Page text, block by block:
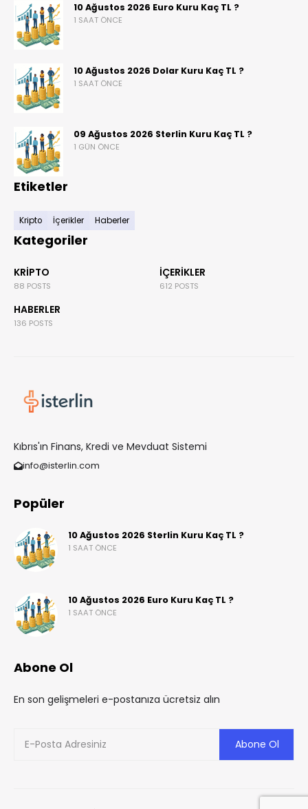
10 Ağustos 2026 Euro Kuru Kaç TL ?
1 SAAT ÖNCE
10 Ağustos 2026 Dolar Kuru Kaç TL ?
1 SAAT ÖNCE
09 Ağustos 2026 Sterlin Kuru Kaç TL ?
1 GÜN ÖNCE
Etiketler
Kripto İçerikler Haberler
Kategoriler
KRIPTO
88 POSTS
İÇERIKLER
612 POSTS
HABERLER
136 POSTS
Kıbrıs'ın Finans, Kredi ve Mevduat Sistemi
info@isterlin.com
Popüler
10 Ağustos 2026 Sterlin Kuru Kaç TL ?
1 SAAT ÖNCE
10 Ağustos 2026 Euro Kuru Kaç TL ?
1 SAAT ÖNCE
Abone Ol
En son gelişmeleri e-postanıza ücretsiz alın